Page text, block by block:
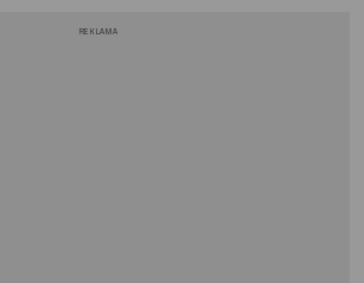
REKLAMA